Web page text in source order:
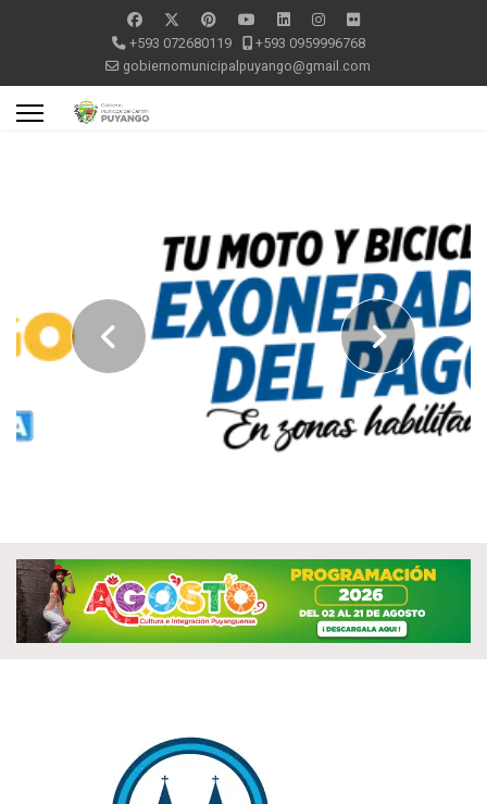
+593 072680119
+593 0959996768
gobiernomunicipalpuyango@gmail.com